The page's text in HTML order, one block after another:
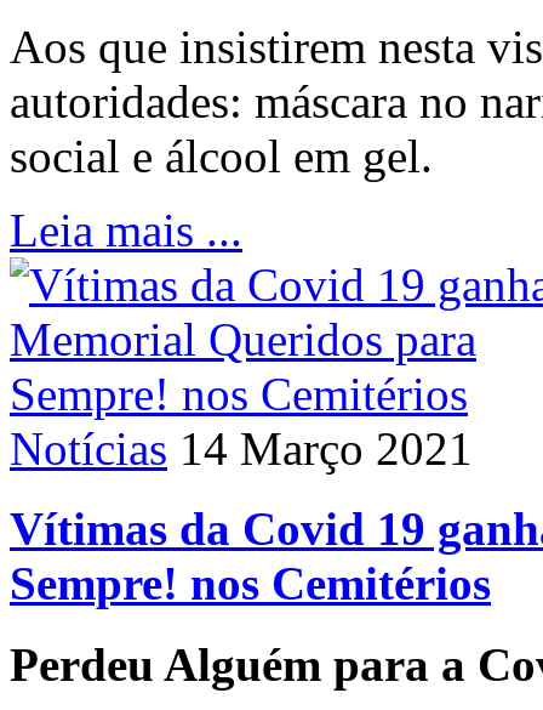
Aos que insistirem nesta
autoridades: máscara no
social e álcool em gel.
Leia mais ...
Notícias 14 Março 2021
Vítimas da Covid 19
Sempre! nos Cemitérios
Perdeu Alguém para a